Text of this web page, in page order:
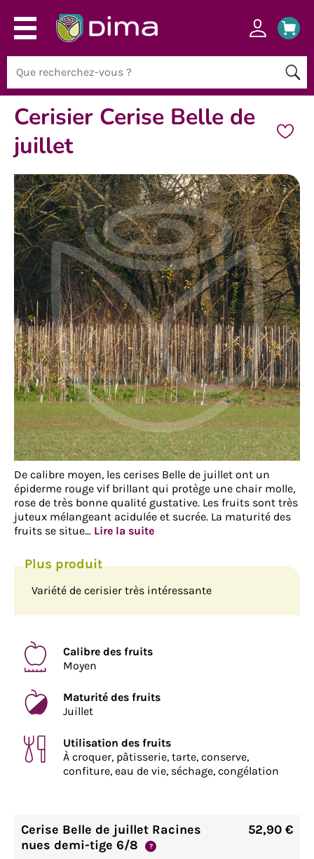
Cerisier Cerise Belle de
juillet
De calibre moyen, les cerises Belle de juillet ont un
épiderme rouge vif brillant qui protège une chair molle,
rose de très bonne qualité gustative. Les fruits sont très
juteux mélangeant acidulée et sucrée. La maturité des
fruits se situe… Lire la suite
Variété de cerisier très intéressante
Calibre des fruits
Moyen
Maturité des fruits
Juillet
Utilisation des fruits
À croquer, pâtisserie, tarte, conserve,
confiture, eau de vie, séchage, congélation
Cerise Belle de juillet Racines
nues demi-tige 6/8
?
52,90 €